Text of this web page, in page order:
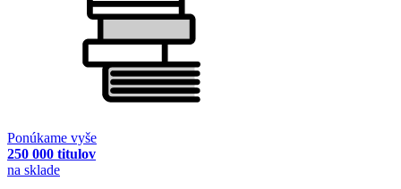
Ponúkame vyše
250 000 titulov
na sklade